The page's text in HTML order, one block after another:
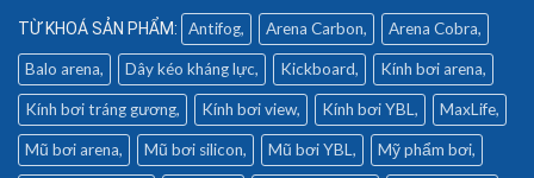
Antifog Arena Carbon Arena Cobra
Balo arena Dây kéo kháng lực Kickboard Kính bơi arena
Kính bơi tráng gương Kính bơi view Kính bơi YBL MaxLife
Mũ bơi arena Mũ bơi silicon Mũ bơi YBL Mỹ phẩm bơi